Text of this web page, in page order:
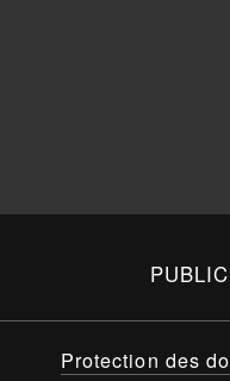
Protection des